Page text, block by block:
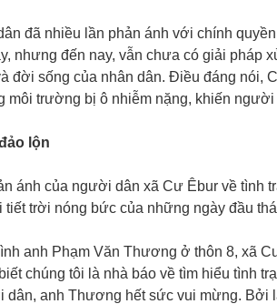
đã nhiều lần phản ánh với chính
nhưng đến nay, vẫn chưa có giải pháp
đời sống của nhân dân. Điều đáng nói,
môi trường bị ô nhiễm nặng, khiến
lộn
ánh của người dân xã Cư Êbur về tình
tiết trời nóng bức của những ngày đầu
anh Phạm Văn Thương ở thôn 8, xã
chúng tôi là nhà báo về tìm hiểu tình
dân, anh Thương hết sức vui mừng. Bởi